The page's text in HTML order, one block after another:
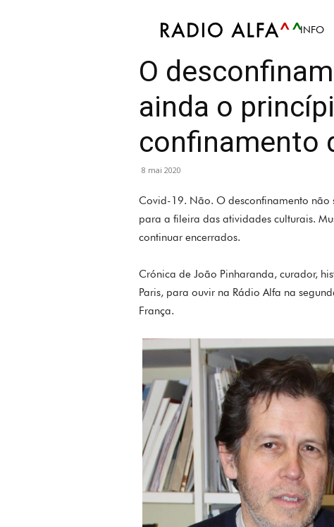
INFO
Culture Mis en avant Monde
O
ainda o
confinamento
8 mai 2020
Covid-19. Não. O desconfinamento
para a fileira das atividades culturais.
continuar encerrados.
Crónica de João Pinharanda, curador,
Paris, para ouvir na Rádio Alfa na
França.